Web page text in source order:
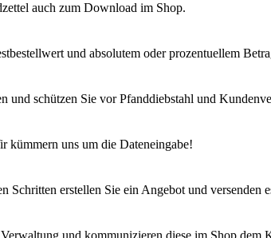
auch zum Download im Shop.
und absolutem oder prozentuellem
schützen Sie vor Pfanddiebstahl und
kümmern uns um die Dateneingabe!
erstellen Sie ein Angebot und versenden